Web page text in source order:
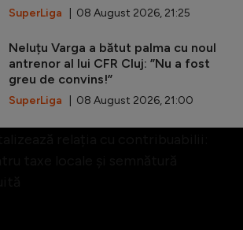
SuperLiga | 08 August 2026, 21:25
Neluțu Varga a bătut palma cu noul
antrenor al lui CFR Cluj: ”Nu a fost
greu de convins!”
SuperLiga | 08 August 2026, 21:00